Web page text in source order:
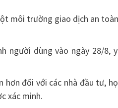
môi trường giao dịch an
người dùng vào ngày 28/8,
đối với các nhà đầu tư,
xác minh.